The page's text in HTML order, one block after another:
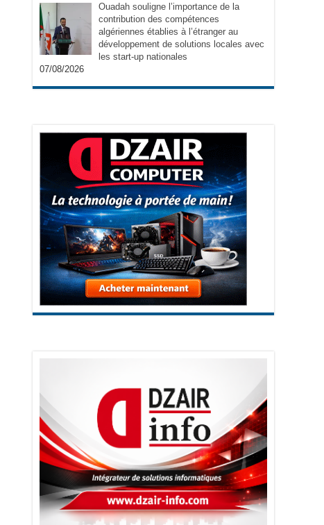
Ouadah souligne l’importance de la
contribution des compétences
algériennes établies à l’étranger au
développement de solutions locales avec
les start-up nationales
07/08/2026